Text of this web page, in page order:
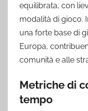
equilibrata, con
modalità di gioco.
una forte base di
Europa,
comunità e alle
Metriche di
tempo